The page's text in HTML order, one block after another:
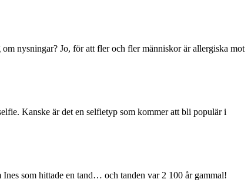
nysningar? Jo, för att fler och fler människor är allergiska mot
Kanske är det en selfietyp som kommer att bli populär i
som hittade en tand… och tanden var 2 100 år gammal!